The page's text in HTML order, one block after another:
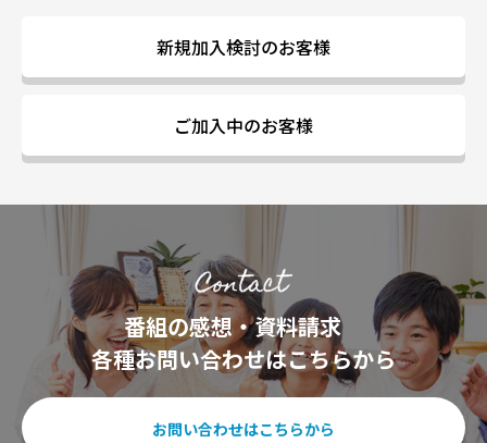
新規加入検討のお客様
ご加入中のお客様
番組の感想・資料請求
各種お問い合わせはこちらから
お問い合わせはこちらから